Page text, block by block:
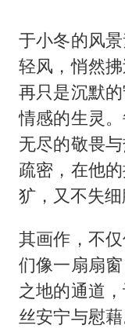
于小冬的风
轻风，悄然
再只是沉默
情感的生灵
无尽的敬畏
疏密，在他
犷，又不失细
其画作，不
们像一扇扇
之地的通道
丝安宁与慰